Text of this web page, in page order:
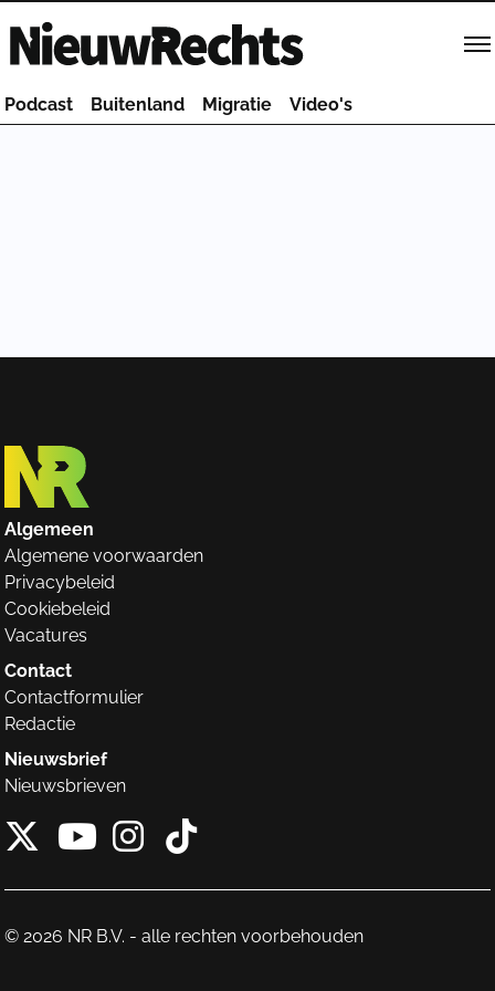
Homepage van NieuwRechts
Podcast Buitenland Migratie Video's
Algemeen
Algemene voorwaarden
Privacybeleid
Cookiebeleid
Vacatures
Contact
Contactformulier
Redactie
Nieuwsbrief
Nieuwsbrieven
X van NieuwRechts
Instagram van
Tiktok van
© 2026 NR B.V. - alle rechten voorbehouden